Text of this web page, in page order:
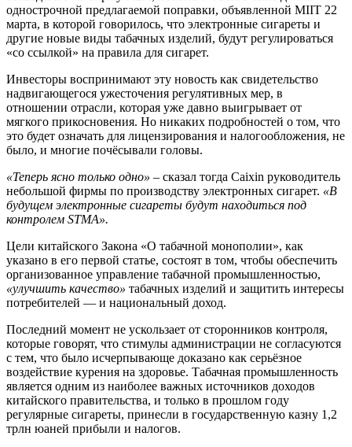
однострочной предлагаемой поправки, объявленной MIIT 22
марта, в которой говорилось, что электронные сигареты и
другие новые виды табачных изделий, будут регулироваться
«со ссылкой» на правила для сигарет.
Инвесторы воспринимают эту новость как свидетельство
надвигающегося ужесточения регулятивных мер, в
отношении отрасли, которая уже давно выигрывает от
мягкого прикосновения. Но никаких подробностей о том, что
это будет означать для лицензирования и налогообложения, не
было, и многие почёсывали головы.
«Теперь ясно только одно» – сказал тогда Caixin руководитель
небольшой фирмы по производству электронных сигарет. «В
будущем электронные сигареты будут находиться под
контролем STMA».
Цели китайского Закона «О табачной монополии», как
указано в его первой статье, состоят в том, чтобы обеспечить
организованное управление табачной промышленностью,
«улучшить качество» табачных изделий и защитить интересы
потребителей — и национальный доход.
Последний момент не ускользает от сторонников контроля,
которые говорят, что стимулы администрации не согласуются
с тем, что было исчерпывающе доказано как серьёзное
воздействие курения на здоровье. Табачная промышленность
является одним из наиболее важных источников доходов
китайского правительства, и только в прошлом году
регулярные сигареты, принесли в государственную казну 1,2
трлн юаней прибыли и налогов.